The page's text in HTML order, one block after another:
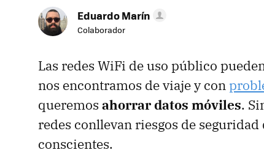
Eduardo Marín
Colaborador
Las redes WiFi de uso público
nos encontramos de viaje y con
queremos ahorrar datos móviles.
redes conllevan riesgos de seguridad
conscientes.